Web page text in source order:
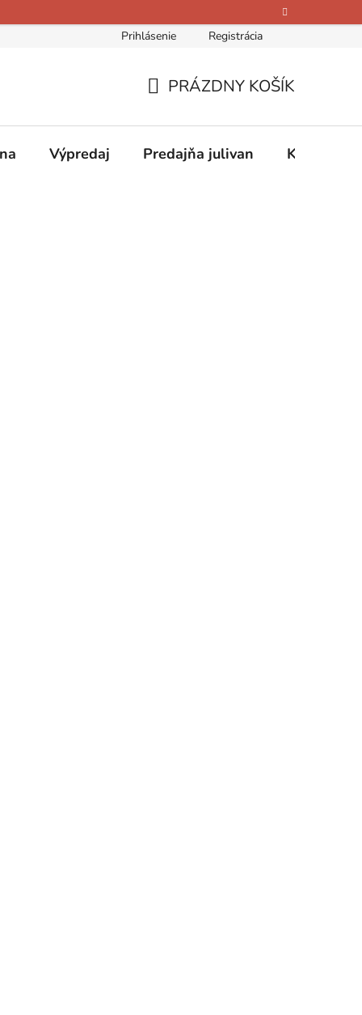
Kontakty O nás Hodnotenie obchodu
Prihlásenie Registrácia
KOŠÍK
PRÁZDNY KOŠÍK
Výpredaj Predajňa julivan Kontakty